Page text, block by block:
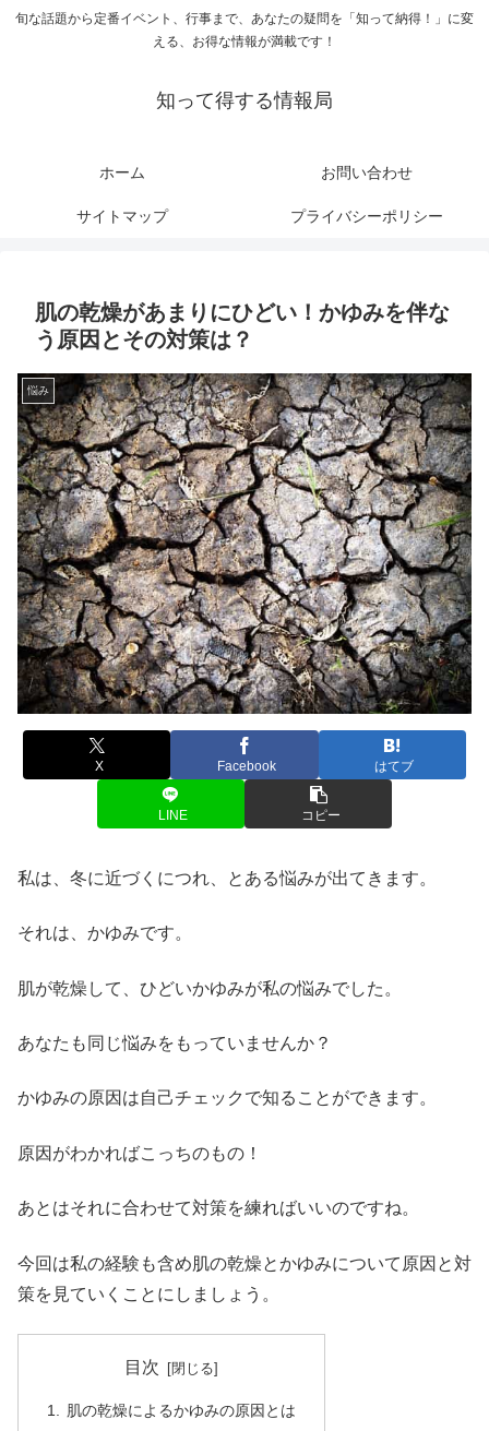
旬な話題から定番イベント、行事まで、あなたの疑問を「知って納得！」に変
える、お得な情報が満載です！
知って得する情報局
ホーム お問い合わせ
サイトマップ プライバシーポリシー
肌の乾燥があまりにひどい！かゆみを伴な
う原因とその対策は？
悩み
X Facebook はてブ
LINE コピー
私は、冬に近づくにつれ、とある悩みが出てきます。
それは、かゆみです。
肌が乾燥して、ひどいかゆみが私の悩みでした。
あなたも同じ悩みをもっていませんか？
かゆみの原因は自己チェックで知ることができます。
原因がわかればこっちのもの！
あとはそれに合わせて対策を練ればいいのですね。
今回は私の経験も含め肌の乾燥とかゆみについて原因と対
策を見ていくことにしましょう。
目次
肌の乾燥によるかゆみの原因とは